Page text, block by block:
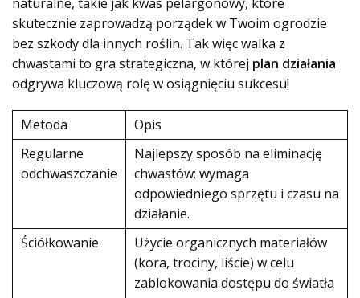
skutecznie zaprowadzą porządek w Twoim ogrodzie
bez szkody dla innych roślin. Tak więc walka z
chwastami to gra strategiczna, w której plan działania
odgrywa kluczową rolę w osiągnięciu sukcesu!
Metoda
Opis
Regularne
odchwaszczanie
Najlepszy sposób na eliminację
chwastów; wymaga
odpowiedniego sprzętu i czasu na
działanie.
Ściółkowanie
Użycie organicznych materiałów
(kora, trociny, liście) w celu
zablokowania dostępu do światła